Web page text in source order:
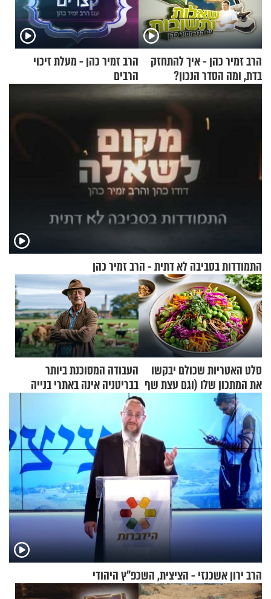
הרב זמיר כהן - איך להתחזק
בדת, ומה הסדר הנכון?
הרב זמיר כהן - מעלת זיכוי
הרבים
התמודדות בסביבה לא דתית - הרב זמיר כהן
סלט האטריות שכולם יבקשו
את המתכון שלו (וגם עצת שף
להגשת הרוטב)
העבודה המסוכנת ביותר
בבריטניה אינה באתרי בנייה
אלא דווקא בשדות
הרב ירון אשכנזי - הציצית, השכפ"ץ היהודי